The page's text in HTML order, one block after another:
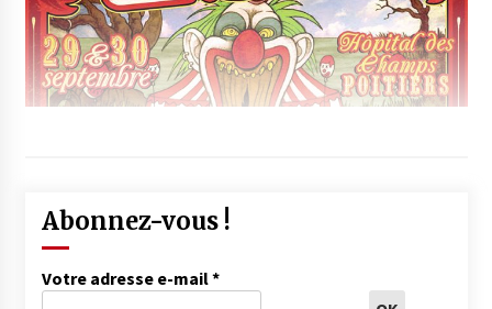
Abonnez-vous !
Votre adresse e-mail*